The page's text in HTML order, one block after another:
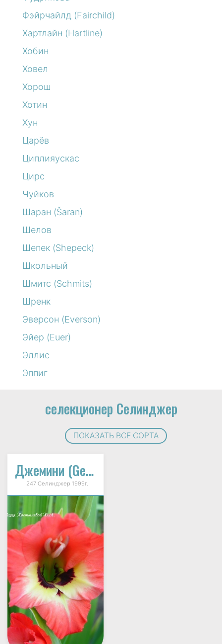
Фэйрчайлд (Fairchild)
Хартлайн (Hartline)
Хобин
Ховел
Хорош
Хотин
Хун
Царёв
Циплияускас
Цирс
Чуйков
Шаран (Šaran)
Шелов
Шепек (Shepeck)
Школьный
Шмитс (Schmits)
Шренк
Эверсон (Everson)
Эйер (Euer)
Эллис
Эппиг
селекционер Селинджер
ПОКАЗАТЬ ВСЕ СОРТА
Джемини (Gemini)
247 Селинджер 1999г.